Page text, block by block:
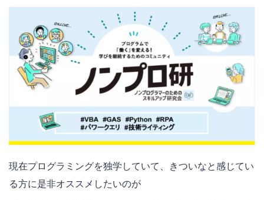
現在プログラミングを独学していて、きついなと感じてい
る方に是非オススメしたいのが